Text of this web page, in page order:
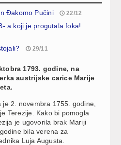
Đakomo Pučini 22/12
a koji je progutala foka!
29/11
1793. godine, na
austrijske carice Marije
2. novembra 1755. godine,
Terezije. Kako bi pomogla
je ugovorila brak Mariji
bila verena za
Luja Augusta.